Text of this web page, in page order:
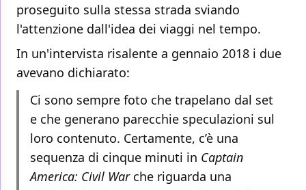
proseguito sulla stessa strada sviando
l'attenzione dall'idea dei viaggi nel tempo.
In un'intervista risalente a gennaio 2018 i due
avevano dichiarato:
Ci sono sempre foto che trapelano dal set
e che generano parecchie speculazioni sul
loro contenuto. Certamente, c’è una
sequenza di cinque minuti in Captain
America: Civil Warche riguarda una